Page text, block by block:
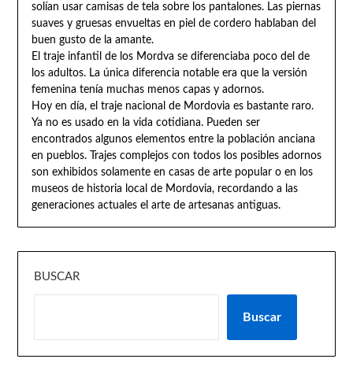
solían usar camisas de tela sobre los pantalones. Las piernas
suaves y gruesas envueltas en piel de cordero hablaban del
buen gusto de la amante.
El traje infantil de los Mordva se diferenciaba poco del de
los adultos. La única diferencia notable era que la versión
femenina tenía muchas menos capas y adornos.
Hoy en día, el traje nacional de Mordovia es bastante raro.
Ya no es usado en la vida cotidiana. Pueden ser
encontrados algunos elementos entre la población anciana
en pueblos. Trajes complejos con todos los posibles adornos
son exhibidos solamente en casas de arte popular o en los
museos de historia local de Mordovia, recordando a las
generaciones actuales el arte de artesanas antiguas.
BUSCAR
Buscar